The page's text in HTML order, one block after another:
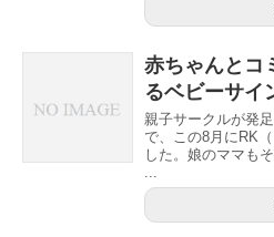
赤ちゃんとコ
るベビーサイ
親子サークルが発
で、この8月にRK
した。娘のママも